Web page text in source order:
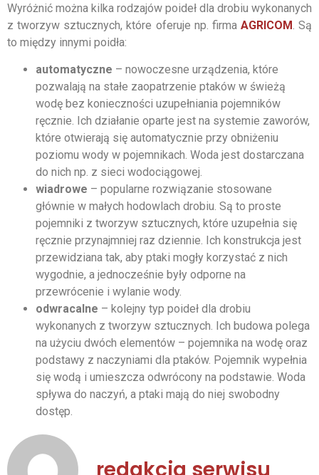
Wyróżnić można kilka rodzajów poideł dla drobiu wykonanych
z tworzyw sztucznych, które oferuje np. firma AGRICOM . Są
to między innymi poidła:
automatyczne – nowoczesne urządzenia, które
pozwalają na stałe zaopatrzenie ptaków w świeżą
wodę bez konieczności uzupełniania pojemników
ręcznie. Ich działanie oparte jest na systemie zaworów,
które otwierają się automatycznie przy obniżeniu
poziomu wody w pojemnikach. Woda jest dostarczana
do nich np. z sieci wodociągowej.
wiadrowe – popularne rozwiązanie stosowane
głównie w małych hodowlach drobiu. Są to proste
pojemniki z tworzyw sztucznych, które uzupełnia się
ręcznie przynajmniej raz dziennie. Ich konstrukcja jest
przewidziana tak, aby ptaki mogły korzystać z nich
wygodnie, a jednocześnie były odporne na
przewrócenie i wylanie wody.
odwracalne – kolejny typ poideł dla drobiu
wykonanych z tworzyw sztucznych. Ich budowa polega
na użyciu dwóch elementów – pojemnika na wodę oraz
podstawy z naczyniami dla ptaków. Pojemnik wypełnia
się wodą i umieszcza odwrócony na podstawie. Woda
spływa do naczyń, a ptaki mają do niej swobodny
dostęp.